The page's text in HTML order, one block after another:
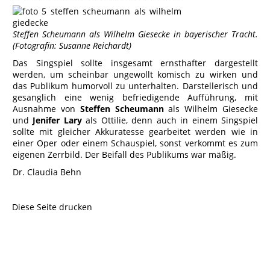
Steffen Scheumann als Wilhelm Giesecke in bayerischer Tracht.
(Fotografin: Susanne Reichardt)
Das Singspiel sollte insgesamt ernsthafter dargestellt
werden, um scheinbar ungewollt komisch zu wirken und
das Publikum humorvoll zu unterhalten. Darstellerisch und
gesanglich eine wenig befriedigende Aufführung, mit
Ausnahme von Steffen Scheumannals Wilhelm Giesecke
und Jenifer Laryals Ottilie, denn auch in einem Singspiel
sollte mit gleicher Akkuratesse gearbeitet werden wie in
einer Oper oder einem Schauspiel, sonst verkommt es zum
eigenen Zerrbild. Der Beifall des Publikums war mäßig.
Dr. Claudia Behn
Diese Seite drucken